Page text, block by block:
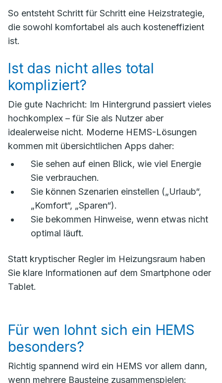
So entsteht Schritt für Schritt eine Heizstrategie,
die sowohl komfortabel als auch kosteneffizient
ist.
Ist das nicht alles total
kompliziert?
Die gute Nachricht: Im Hintergrund passiert vieles
hochkomplex – für Sie als Nutzer aber
idealerweise nicht. Moderne HEMS-Lösungen
kommen mit übersichtlichen Apps daher:
Sie sehen auf einen Blick, wie viel Energie
Sie verbrauchen.
Sie können Szenarien einstellen („Urlaub“,
„Komfort“, „Sparen“).
Sie bekommen Hinweise, wenn etwas nicht
optimal läuft.
Statt kryptischer Regler im Heizungsraum haben
Sie klare Informationen auf dem Smartphone oder
Tablet.
Für wen lohnt sich ein HEMS
besonders?
Richtig spannend wird ein HEMS vor allem dann,
wenn mehrere Bausteine zusammenspielen: